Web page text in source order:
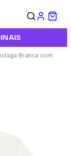
Branca com